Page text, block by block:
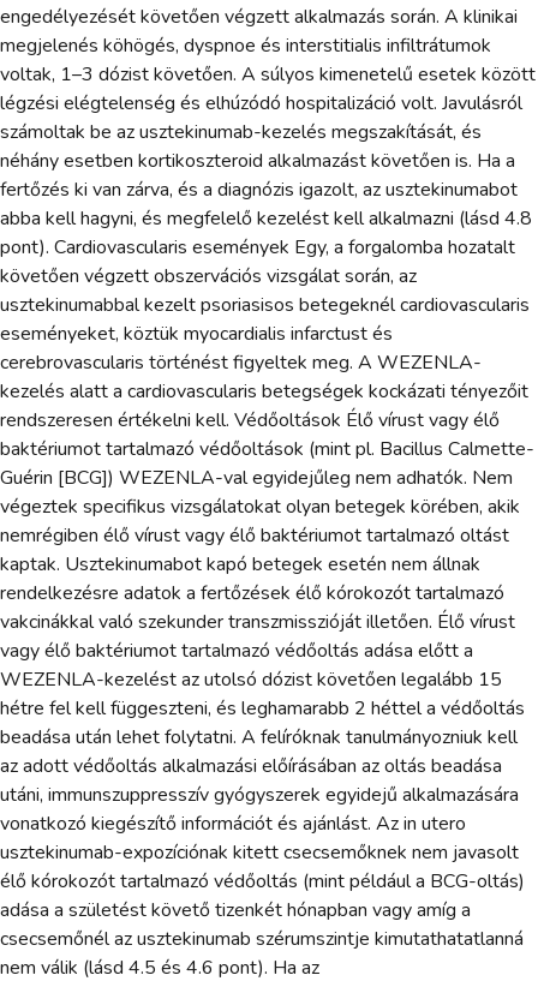
engedélyezését követően végzett alkalmazás során. A klinikai
megjelenés köhögés, dyspnoe és interstitialis infiltrátumok
voltak, 1–3 dózist követően. A súlyos kimenetelű esetek között
légzési elégtelenség és elhúzódó hospitalizáció volt. Javulásról
számoltak be az usztekinumab-kezelés megszakítását, és
néhány esetben kortikoszteroid alkalmazást követően is. Ha a
fertőzés ki van zárva, és a diagnózis igazolt, az usztekinumabot
abba kell hagyni, és megfelelő kezelést kell alkalmazni (lásd 4.8
pont). Cardiovascularis események Egy, a forgalomba hozatalt
követően végzett obszervációs vizsgálat során, az
usztekinumabbal kezelt psoriasisos betegeknél cardiovascularis
eseményeket, köztük myocardialis infarctust és
cerebrovascularis történést figyeltek meg. A WEZENLA-
kezelés alatt a cardiovascularis betegségek kockázati tényezőit
rendszeresen értékelni kell. Védőoltások Élő vírust vagy élő
baktériumot tartalmazó védőoltások (mint pl. Bacillus Calmette-
Guérin [BCG]) WEZENLA-val egyidejűleg nem adhatók. Nem
végeztek specifikus vizsgálatokat olyan betegek körében, akik
nemrégiben élő vírust vagy élő baktériumot tartalmazó oltást
kaptak. Usztekinumabot kapó betegek esetén nem állnak
rendelkezésre adatok a fertőzések élő kórokozót tartalmazó
vakcinákkal való szekunder transzmisszióját illetően. Élő vírust
vagy élő baktériumot tartalmazó védőoltás adása előtt a
WEZENLA-kezelést az utolsó dózist követően legalább 15
hétre fel kell függeszteni, és leghamarabb 2 héttel a védőoltás
beadása után lehet folytatni. A felíróknak tanulmányozniuk kell
az adott védőoltás alkalmazási előírásában az oltás beadása
utáni, immunszuppresszív gyógyszerek egyidejű alkalmazására
vonatkozó kiegészítő információt és ajánlást. Az in utero
usztekinumab-expozíciónak kitett csecsemőknek nem javasolt
élő kórokozót tartalmazó védőoltás (mint például a BCG-oltás)
adása a születést követő tizenkét hónapban vagy amíg a
csecsemőnél az usztekinumab szérumszintje kimutathatatlanná
nem válik (lásd 4.5 és 4.6 pont). Ha az